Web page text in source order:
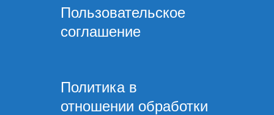
Пользовательское
соглашение
Политика в
отношении обработки